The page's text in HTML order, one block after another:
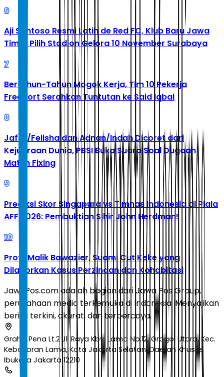
6
Aji Santoso Resmi Latih de Red FC, Klub Baru Jawa
Timur Pilih Stadion Gelora 10 November Surabaya
7
Bertahun-Tahun Mogok Kerja, Tim 10 Pekerja
Freeport Serahkan Tuntutan ke Said Iqbal
8
Jafar/Felisha dan Adnan/Indah Dicoret dari
Kejuaraan Dunia, PBSI Buka Suara Soal Dugaan
Match Fixing
9
Prediksi Skor Singapura vs Timnas Indonesia di Piala
AFF 2026: Pembuktian Sihir John Herdman!
10
Profil Malik Bawazier, Suami Cut Keke yang
Dilaporkan Kasus Perzinaan dan Kohabitasi
JawaPos.com adalah bagian dari Jawa Pos Group,
perusahaan media terkemuka di Indonesia. Menyajikan
berita terkini, akurat, dan terpercaya.
Graha Pena Lt.2 Jl. Raya Kby. Lama No.12, Grogol Utara, Kec.
Kebayoran Lama, Kota Jakarta Selatan, Daerah Khusus
Ibukota Jakarta 12210